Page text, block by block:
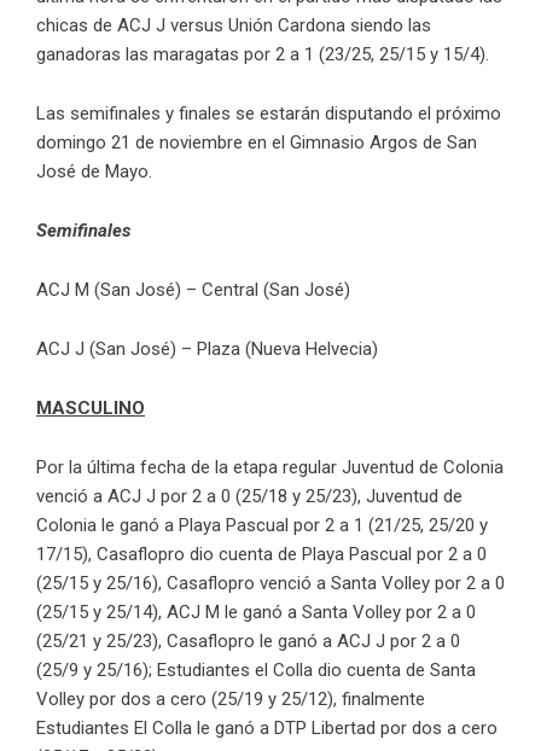
chicas de ACJ J versus Unión Cardona siendo las
ganadoras las maragatas por 2 a 1 (23/25, 25/15 y 15/4).
Las semifinales y finales se estarán disputando el próximo
domingo 21 de noviembre en el Gimnasio Argos de San
José de Mayo.
Semifinales
ACJ M (San José) – Central (San José)
ACJ J (San José) – Plaza (Nueva Helvecia)
MASCULINO
Por la última fecha de la etapa regular Juventud de Colonia
venció a ACJ J por 2 a 0 (25/18 y 25/23), Juventud de
Colonia le ganó a Playa Pascual por 2 a 1 (21/25, 25/20 y
17/15), Casaflopro dio cuenta de Playa Pascual por 2 a 0
(25/15 y 25/16), Casaflopro venció a Santa Volley por 2 a 0
(25/15 y 25/14), ACJ M le ganó a Santa Volley por 2 a 0
(25/21 y 25/23), Casaflopro le ganó a ACJ J por 2 a 0
(25/9 y 25/16); Estudiantes el Colla dio cuenta de Santa
Volley por dos a cero (25/19 y 25/12), finalmente
Estudiantes El Colla le ganó a DTP Libertad por dos a cero